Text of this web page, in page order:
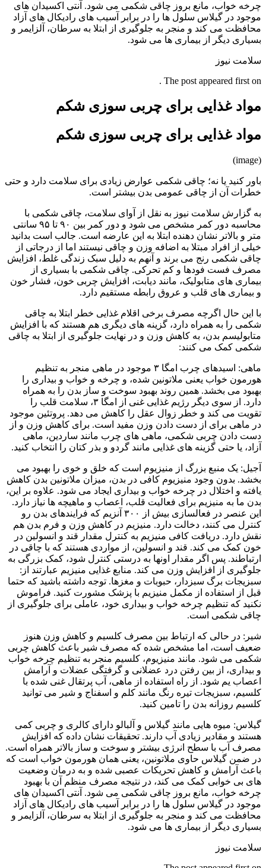
چرخه خواب، مانع بروز چاقی شکمی می شود. آنتی اکسیدان های
موجود در گیلاس سلول ها را در برابر آسیب های رادیکال های آزاد
محافظت می کند و منجر به جلوگیری از ابتلا به سرطان، آلزایمر و
بسیاری دیگر از بیماری ها می شود.
سلامت نیوز
The post appeared first on .
مواد غذایی برای چربی سوزی شکم
مواد غذایی برای چربی سوزی شکم
(image)
باور کنید یا نه؛ چاقی شکمی عوارض زیادی برای سلامت دارد و حتی
خطرات آن از چاقی عمومی بدن بیشتر است.
به گزارش سلامت نیوز به نقل از آوای سلامت، چاقی شکمی با
محاسبه دور کمر مشخص می شود و دور کمر بین ۹۰ تا ۹۵ سانتی
متر و بالاتر نشان دهنده ابتلا به این عارضه است. جالب است بدانید
خیلی از افراد مبتلا به اضافه وزن و چاقی نیستند اما از درجاتی از
چاقی شکمی رنج می برند و آنهم به دلیل سبک زندگی غلط، افزایش
مصرف فست فودها و کم تحرکی. چاقی شکمی با بسیاری از
بیماری های متابولیک، مانند دیابت، افزایش چربی خون، فشار خون
و بیماری های قلب و عروق رابطه مستقیم دارد.
با این حال اگرچه مصرف برخی اقلام غذایی خطر ابتلا به چاقی
شکمی را به همراه دارد، گزینه های دیگری هم هستند که با افزایش
متابولیسم بدن، به کاهش وزن و در نهایت جلوگیری از ابتلا به چاقی
شکمی کمک می کنند:
ماهی: اسیدهای چرب امگا ۳ موجود در ماهی منجر به تنظیم
هورمون خواب یعنی ملاتونین شده، و چرخه و خواب و بیداری را
بهبود می بخشد. همین روند بهبود سوخت و ساز بدن را به همراه
دارد. از سوی دیگر رژیم غذایی غنی از امگا ۳، سلامت قلب را
تقویت می کند و خطر زوال عقل را کاهش می دهد. پروتئین موجود
در ماهی برای از دست دادن وزن مفید است. برای کاهش وزن و از
دست دادن چربی شکمی، ماهی های چرب مانند ساردین، ماهی
آزاد، یا حتی گزینه های غذایی مانند گردو و بذر کتان را انتخاب کنید.
آجیل: یک منبع بزرگ از منیزیوم است که خلق و خوی را بهبود می
بخشد. بدون وجود منیزیوم کافی در بدن، میزان ملاتونین بدن کاهش
یافته و اختلال در چرخه خواب و بیداری ایجاد می شود. علاوه بر این،
بدن ما به منیزیم برای فعالیت قلب، اعصاب و ماهیچه ها نیاز دارد.
این عنصر در فعالسازی بیش از ۳۰۰ آنزیم که فرایندهای بدن رو
کنترل می کنند، دخالت دارد. منیزیم در کاهش وزن و فرم بدن هم
نقش دارد. دریافت کافی منیزیم به کنترل مقدار قند و انسولین در
خون کمک می کند. قند و انسولین، از مواردی هستند که با چاقی در
ارتباطند. پس اگر مقدار اونها به درستی کنترل شود، کمک بزرگی به
جلوگیری از افزایش وزن می کند. منابع غذایی منیزیم عبارتند از:
سبزیجات برگ سبزدار، حبوبات و مغزها. توجه داشته باشید که حتما
قبل از استفاده از مکمل منیزیم با پزشک مشورت کنید. فراموش
نکنید که تنظیم چرخه خواب و بیداری خود، عاملی برای جلوگیری از
چاقی شکمی است.
شیر: در حالی که ارتباط بین مصرف کلسیم و کاهش وزن هنوز
ضعیف است، اما مشخص شده که مصرف شیر باعث کاهش چربی
شکمی می شود. مانند منیزیوم، کلسیم منجر به تنظیم چرخه خواب
و بیداری، از بین رفتن درد عضلانی و گرفتگی عضلات و آرامش
اعصاب یم شود. از راه استفاده از ماهی، آب پرتقال غنی شده با
کلسیم، سبزیجات تیره رنگ مانند کلم و اسفناج و شیر می توانید
کلسیم روزانه بدن را تامین کنید.
گیلاس: میوه هایی مانند گیلاس و آلبالو دارای کالری و چربی کمی
هستند و مقادیر زیادی آب دارند. تحقیقات نشان داده که افزایش
مصرف آب با سطح انرژی بیشتر و سوخت و ساز بالاتر همراه است.
در ضمن گیلاس حاوی ملاتونین، یعنی همان هورمون خواب است که
باعث آرامش و کاهش تحریکات عصبی شده و به درمان وضعیت
های بی خوابی کمک می کند، در نتیجه مصرف منظم آن با بهبود
چرخه خواب، مانع بروز چاقی شکمی می شود. آنتی اکسیدان های
موجود در گیلاس سلول ها را در برابر آسیب های رادیکال های آزاد
محافظت می کند و منجر به جلوگیری از ابتلا به سرطان، آلزایمر و
بسیاری دیگر از بیماری ها می شود.
سلامت نیوز